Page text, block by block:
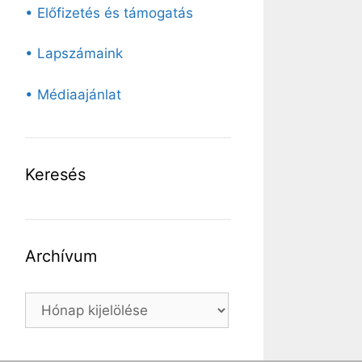
• Előfizetés és támogatás
• Lapszámaink
• Médiaajánlat
Keresés
Archívum
Archívum